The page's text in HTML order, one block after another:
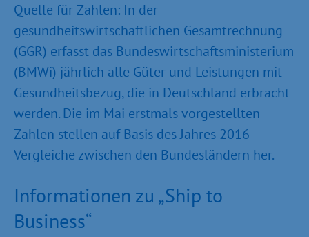
Quelle für Zahlen: In der
gesundheitswirtschaftlichen Gesamtrechnung
(GGR) erfasst das Bundeswirtschaftsministerium
(BMWi) jährlich alle Güter und Leistungen mit
Gesundheitsbezug, die in Deutschland erbracht
werden. Die im Mai erstmals vorgestellten
Zahlen stellen auf Basis des Jahres 2016
Vergleiche zwischen den Bundesländern her.
Informationen zu „Ship to
Business“